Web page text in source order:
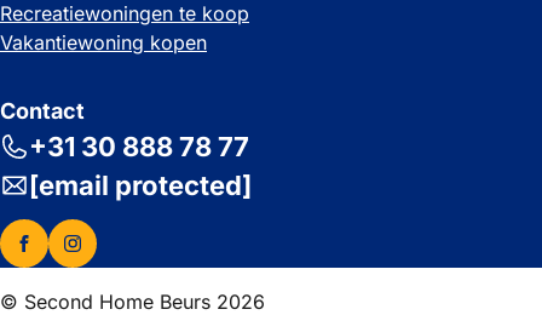
Recreatiewoningen te koop
Vakantiewoning kopen
Contact
+31 30 888 78 77
[email protected]
© Second Home Beurs 2026